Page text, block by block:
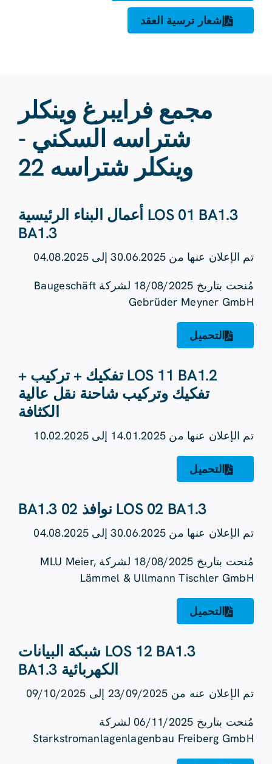
إشعار ترسية العقد
مجمع فرايبرغ وينكلر
شتراسه السكني -
وينكلر شتراسه 22
LOS 01 BA1.3 أعمال البناء الرئيسية
BA1.3
تم الإعلان عنها من 30.06.2025 إلى 04.08.2025
مُنحت بتاريخ 18/08/2025 لشركة Baugeschäft
Gebrüder Meyner GmbH
التحميل
LOS 11 BA1.2 تفكيك + تركيب +
تفكيك وتركيب شاحنة نقل عالية
الكثافة
تم الإعلان عنها من 14.01.2025 إلى 10.02.2025
التحميل
LOS 02 BA1.3 نوافذ 02 BA1.3
تم الإعلان عنها من 30.06.2025 إلى 04.08.2025
مُنحت بتاريخ 18/08/2025 لشركة MLU Meier,
Lämmel & Ullmann Tischler GmbH
التحميل
LOS 12 BA1.3 شبكة البيانات
الكهربائية BA1.3
تم الإعلان عنه من 23/09/2025 إلى 09/10/2025
مُنحت بتاريخ 06/11/2025 لشركة
Starkstromanlagenlagenbau Freiberg GmbH